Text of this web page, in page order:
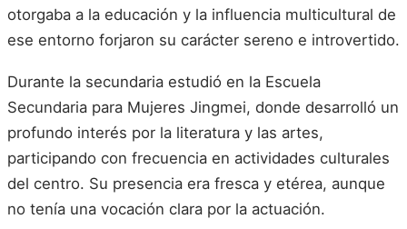
otorgaba a la educación y la influencia multicultural de
ese entorno forjaron su carácter sereno e introvertido.
Durante la secundaria estudió en la Escuela
Secundaria para Mujeres Jingmei, donde desarrolló un
profundo interés por la literatura y las artes,
participando con frecuencia en actividades culturales
del centro. Su presencia era fresca y etérea, aunque
no tenía una vocación clara por la actuación.